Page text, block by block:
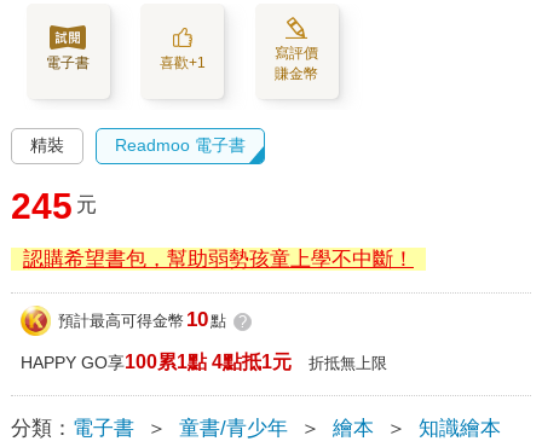
電子書 喜歡+1
寫評價
賺金幣
精裝 Readmoo 電子書
245 元
認購希望書包，幫助弱勢孩童上學不中斷！
預計最高可得金幣 10點 ?
HAPPY GO享100累1點 4點抵1元 折抵無上限
分類： 電子書 ＞ 童書/青少年 ＞ 繪本 ＞ 知識繪本